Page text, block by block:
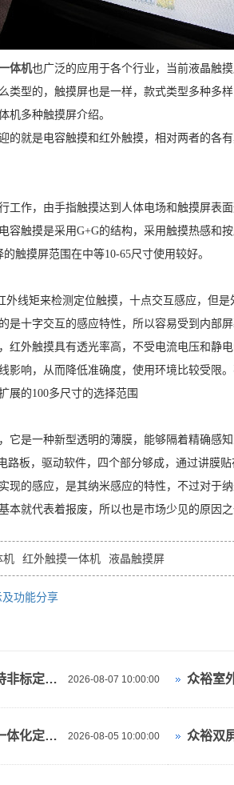
体机也广泛的应用于各个行业，当前液晶触
类型的，触摸屏也是一样，款式类型多种多
机多种触摸屏介绍。
的就是电容触摸和红外触摸，相对两者的各
工作，由手指触摸达到人体电场和触摸屏表
容触摸是采用G+G的结构，采用触摸热感和
触摸屏范围在中等10-65尺寸使用较好。
外线矩来检测定位触摸，十点交互感应，但
是十字交互的感应特性，所以容易受到内部
红外触摸具有透光率高，不受电流电压和静
影响，从而降低准确度，使用环境比较受限
展的100多尺寸的选择范围
它是一种新型透明的薄膜，能够隔着精确感
路板，驱动软件，四个部分够成，通过讲膜
现的感应，是其纳米感应的特性，不过对于
本就代表着报废，所以也是市场少见的原因之
机 红外触摸一体机 液晶触摸屏
功能分享
2026-08-07 10:00:00
众裕触控一体机生产厂家｜支持非标定制+配套软件 车站景区多场景应用方案
2026-08-05 10:00:00
众裕立式网络广告机｜软硬件一体化定制，赋能车站、景区、酒店数字化宣传